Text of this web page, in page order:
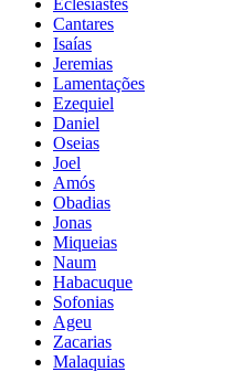
Cantares
Isaías
Jeremias
Lamentações
Ezequiel
Daniel
Oseias
Joel
Amós
Obadias
Jonas
Miqueias
Naum
Habacuque
Sofonias
Ageu
Zacarias
Malaquias